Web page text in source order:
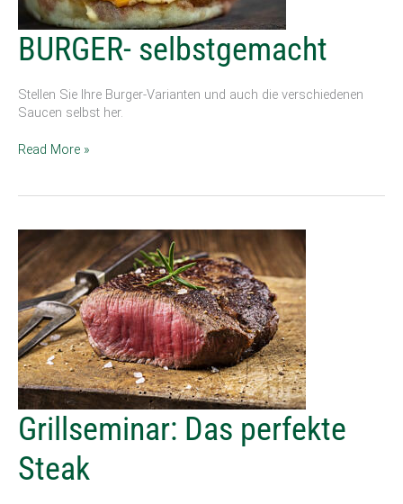
BURGER- selbstgemacht
Stellen Sie Ihre Burger-Varianten und auch die verschiedenen
Saucen selbst her.
BURGER-
selbstgemacht
Read More »
Grillseminar: Das perfekte
Steak
Grillseminar:
Das
perfekte
Steak